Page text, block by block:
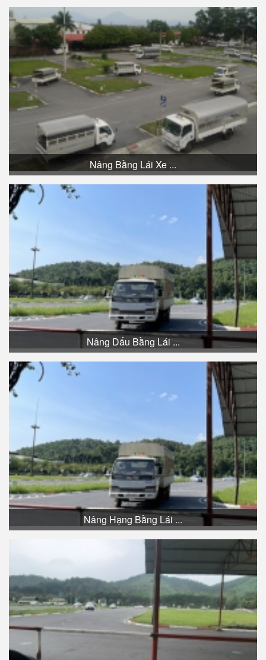
Nâng Bằng Lái Xe ...
Nâng Dấu Bằng Lái ...
Nâng Hạng Bằng Lái ...